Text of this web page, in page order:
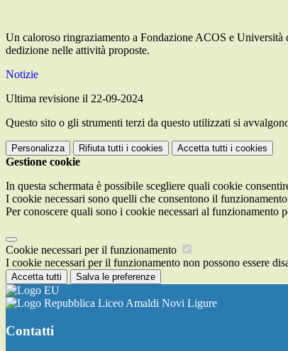
Un caloroso ringraziamento a Fondazione ACOS e Università
dedizione nelle attività proposte.
Notizie
Ultima revisione il 22-09-2024
Questo sito o gli strumenti terzi da questo utilizzati si
Personalizza Rifiuta tutti i cookies Accetta tutti i cookies
Gestione cookie
In questa schermata è possibile scegliere quali cookie
I cookie necessari sono quelli che consentono il
Per conoscere quali sono i cookie necessari al funzionamento
Cookie necessari per il funzionamento
I cookie necessari per il funzionamento non possono essere
Accetta tutti Salva le preferenze
Liceo Amaldi Novi Ligure
Contatti